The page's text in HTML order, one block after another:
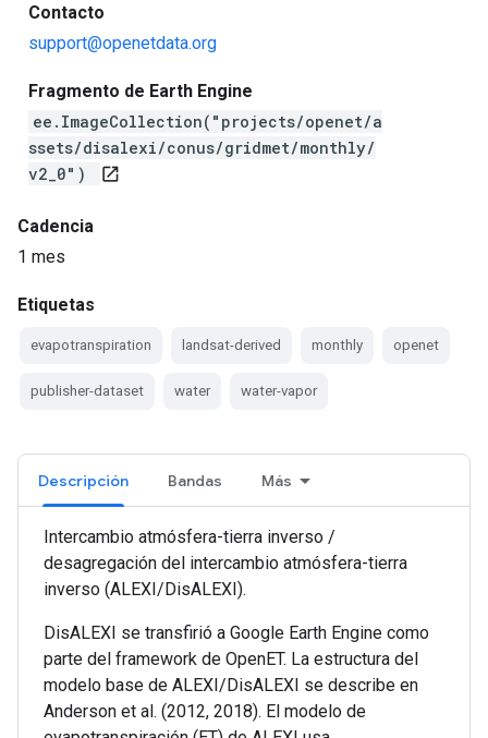
Contacto
support@openetdata.org
Fragmento de Earth Engine
ee.ImageCollection("projects/openet/a
ssets/disalexi/conus/gridmet/monthly/
v2_0")
open_in_new
Cadencia
1 mes
Etiquetas
evapotranspiration landsat-derived monthly openet
publisher-dataset water water-vapor
Descripción Bandas Más
Intercambio atmósfera-tierra inverso /
desagregación del intercambio atmósfera-tierra
inverso (ALEXI/DisALEXI).
DisALEXI se transfirió a Google Earth Engine como
parte del framework de OpenET. La estructura del
modelo base de ALEXI/DisALEXI se describe en
Anderson et al. (2012, 2018). El modelo de